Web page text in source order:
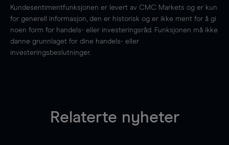
Kundesentimentfunksjonen er levert av CMC Markets og er kun
for generell informasjon, den er historisk og er ikke ment for å gi
noen form for handels- eller investeringsråd. Funksjonen må ikke
danne grunnlaget for dine handels- eller
investeringsbeslutninger.
Relaterte nyheter